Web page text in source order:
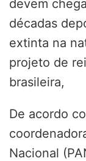
devem
décadas
extinta na
projeto de
brasileira,
De acordo
Nacional